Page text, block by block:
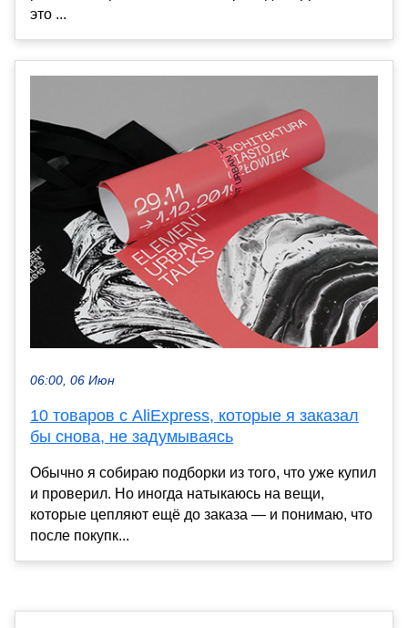
это ...
06:00, 06 Июн
10 товаров с AliExpress, которые я заказал
бы снова, не задумываясь
Обычно я собираю подборки из того, что уже купил
и проверил. Но иногда натыкаюсь на вещи,
которые цепляют ещё до заказа — и понимаю, что
после покупк...